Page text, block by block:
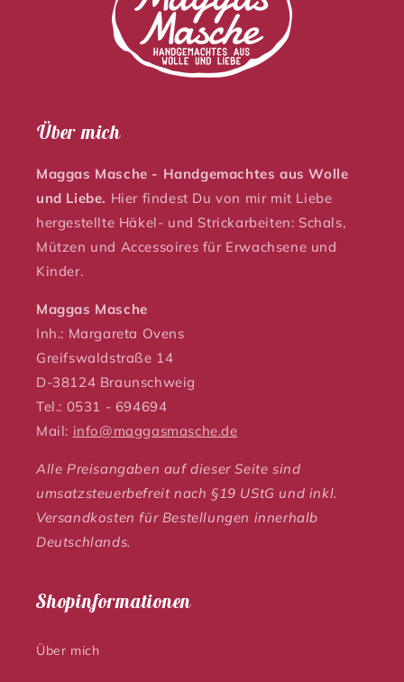
Über mich
Maggas Masche - Handgemachtes aus Wolle
und Liebe. Hier findest Du von mir mit Liebe
hergestellte Häkel- und Strickarbeiten: Schals,
Mützen und Accessoires für Erwachsene und
Kinder.
Maggas Masche
Inh.: Margareta Ovens
Greifswaldstraße 14
D-38124 Braunschweig
Tel.: 0531 - 694694
Mail: info@maggasmasche.de
Alle Preisangaben auf dieser Seite sind
umsatzsteuerbefreit nach §19 UStG und inkl.
Versandkosten für Bestellungen innerhalb
Deutschlands.
Shopinformationen
Über mich